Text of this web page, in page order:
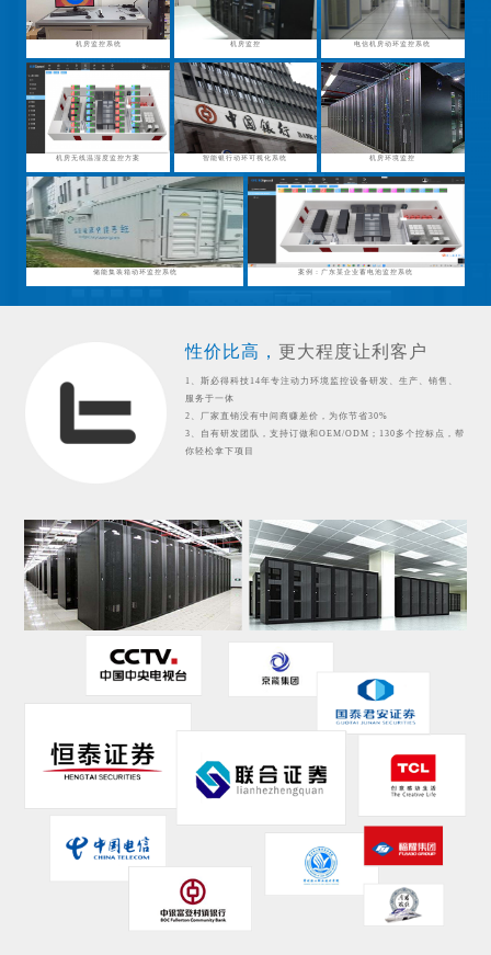
机房监控系统 机房监控 电信机房动环监控系统
机房无线温湿度监控方案 智能银行动环可视化系统 机房环境监控
储能集装箱动环监控系统 案例：广东某企业蓄电池监控系统
性价比高， 更大程度让利客户
1、斯必得科技14年专注动力环境监控设备研发、生产、销售、
服务于一体
2、厂家直销没有中间商赚差价，为你节省30%
3、自有研发团队，支持订做和OEM/ODM；130多个控标点，帮
你轻松拿下项目